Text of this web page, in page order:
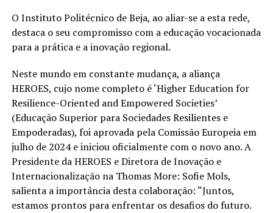
O Instituto Politécnico de Beja, ao aliar-se a esta rede,
destaca o seu compromisso com a educação vocacionada
para a prática e a inovação regional.
Neste mundo em constante mudança, a aliança
HEROES, cujo nome completo é ‘Higher Education for
Resilience-Oriented and Empowered Societies’
(Educação Superior para Sociedades Resilientes e
Empoderadas), foi aprovada pela Comissão Europeia em
julho de 2024 e iniciou oficialmente com o novo ano. A
Presidente da HEROES e Diretora de Inovação e
Internacionalização na Thomas More: Sofie Mols,
salienta a importância desta colaboração: “Juntos,
estamos prontos para enfrentar os desafios do futuro.